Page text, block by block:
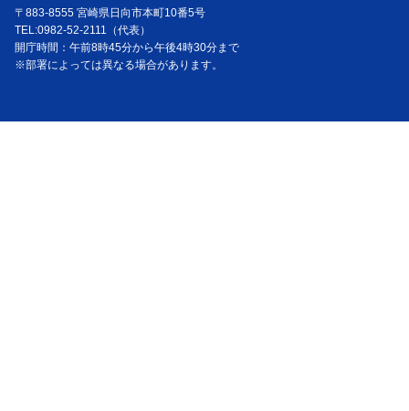
〒883-8555 宮崎県日向市本町10番5号
TEL:0982-52-2111（代表）
開庁時間：午前8時45分から午後4時30分まで
※部署によっては異なる場合があります。